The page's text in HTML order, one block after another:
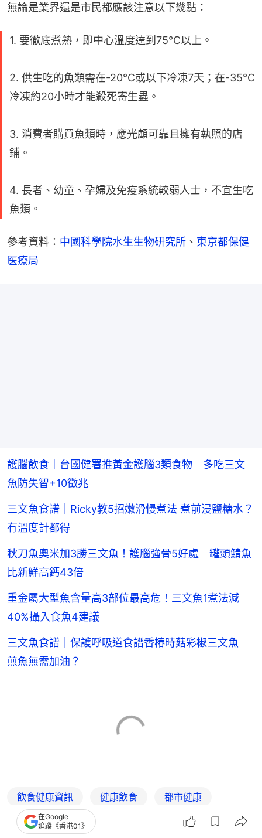
無論是業界還是市民都應該注意以下幾點：
1. 要徹底煮熟，即中心溫度達到75°C以上。
2. 供生吃的魚類需在-20°C或以下冷凍7天；在-35°C
冷凍約20小時才能殺死寄生蟲。
3. 消費者購買魚類時，應光顧可靠且擁有執照的店
鋪。
4. 長者、幼童、孕婦及免疫系統較弱人士，不宜生吃
魚類。
參考資料： 中國科學院水生生物研究所 、 東京都保健
医療局
護腦飲食｜台國健署推黃金護腦3類食物 多吃三文
魚防失智+10徵兆
三文魚食譜｜Ricky教5招嫩滑慢煮法 煮前浸鹽糖水？
冇溫度計都得
秋刀魚奧米加3勝三文魚！護腦強骨5好處 罐頭鯖魚
比新鮮高鈣43倍
重金屬大型魚含量高3部位最高危！三文魚1煮法減
40%攝入食魚4建議
三文魚食譜｜保護呼吸道食譜香椿時菇彩椒三文魚
煎魚無需加油？
飲食健康資訊 健康飲食 都市健康
健康生活 食物營養
在Google
追蹤《香港01》